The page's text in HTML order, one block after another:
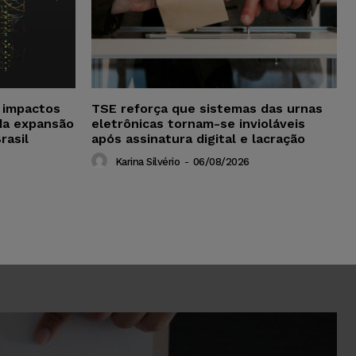
expansão
TSE reforça que sistemas das urnas
eletrônicas tornam-se invioláveis
após assinatura digital e lacração
Karina Silvério - 06/08/2026